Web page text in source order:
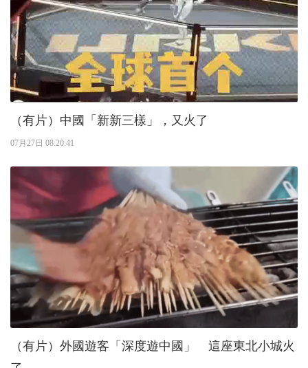
（有片）中國「新新三樣」，又火了
07月27日 08:20:41
（有片）外國遊客「深度遊中國」 這座東北小城火